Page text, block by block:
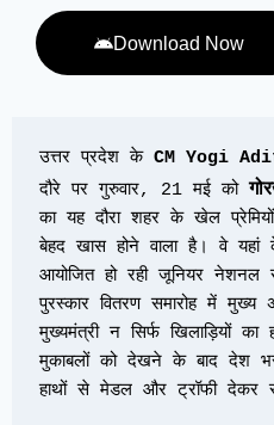
Download Now
उत्तर प्रदेश के CM Yogi
दौरे पर गुरुवार, 21 मई को
का यह दौरा शहर के खेल
बेहद खास होने वाला है। वे यहां
आयोजित हो रही जूनियर नेशनल
पुरस्कार वितरण समारोह में
मुख्यमंत्री न सिर्फ खिलाड़ियों
मुकाबलों को देखने के बाद देश
हाथों से मेडल और ट्रॉफी देकर